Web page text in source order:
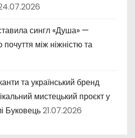
сингл «Душа» —
почуття між ніжністю та
та український бренд
мистецький проєкт у
Буковець21.07.2026